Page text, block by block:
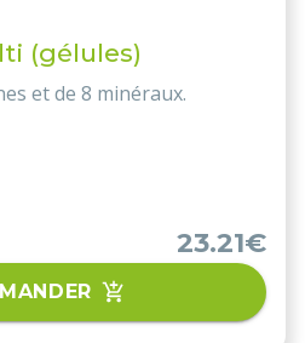
(gélules)
et de 8 minéraux.
23.21€